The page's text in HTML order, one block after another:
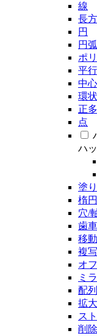
線
長
円
円弧
ポ
平
中
環
正
点
ハ
塗
楕円
穴/
歯車
移動
複写
オ
ミ
配
拡
ス
削除